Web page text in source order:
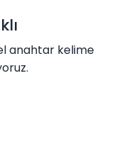
anahtar kelime